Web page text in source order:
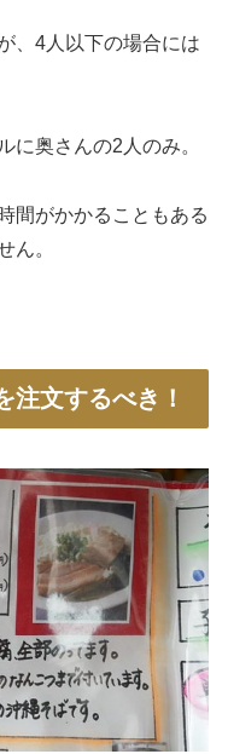
、4人以下の場合には
に奥さんの2人のみ。
間がかかることもある
ん。
注文するべき！